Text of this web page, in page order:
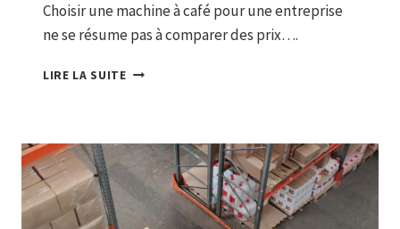
Choisir une machine à café pour une entreprise
ne se résume pas à comparer des prix….
LIRE LA SUITEMACHINE
ENTREPRISE
:
ACHAT,
LOCATION